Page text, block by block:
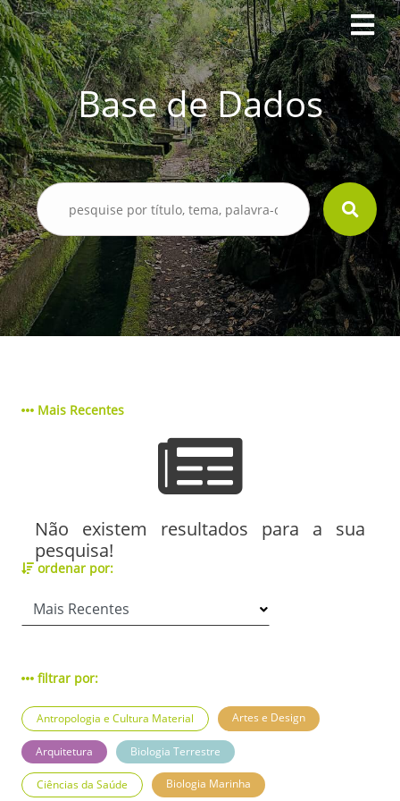
Base de Dados
Mais Recentes
Não existem resultados para a sua
pesquisa!
ordenar por:
filtrar por:
Antropologia e Cultura Material Artes e Design
Arquitetura Biologia Terrestre
Ciências da Saúde Biologia Marinha